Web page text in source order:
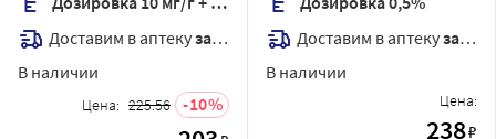
Доставим в аптекузавтра
В наличии
Цена: 225.56 10
Доставим в аптекузавтра
В наличии
Цена:
238₽